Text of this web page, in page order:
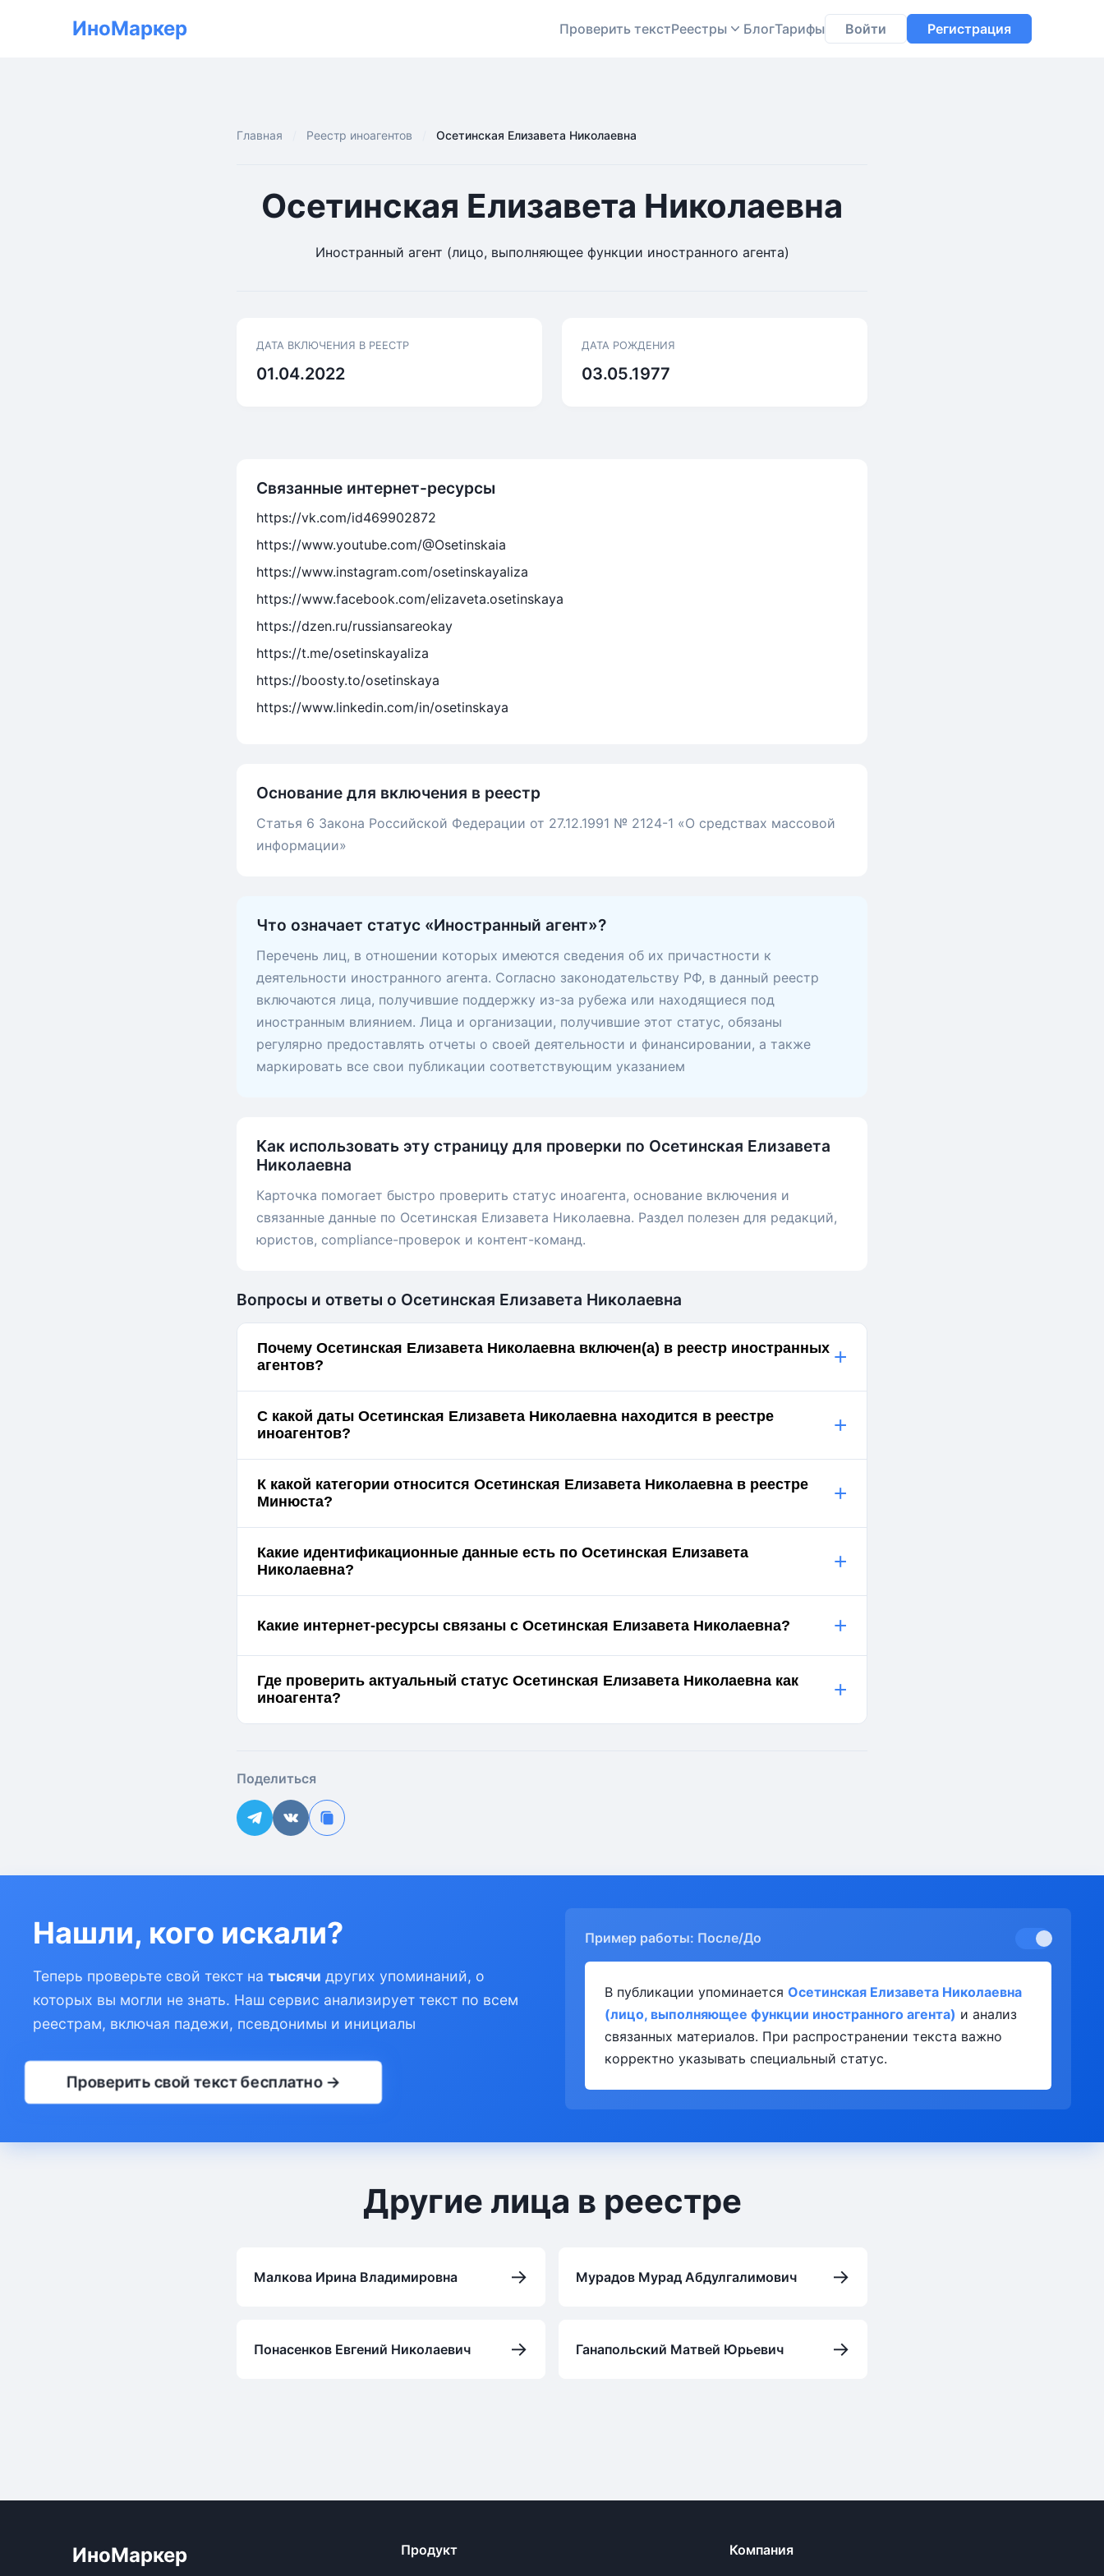
ИноМаркер Проверить текстРеестры БлогТарифы Войти Регистрация
Главная Реестр иноагентов Осетинская Елизавета Николаевна
Осетинская Елизавета Николаевна
Иностранный агент (лицо, выполняющее функции иностранного агента)
ДАТА ВКЛЮЧЕНИЯ В РЕЕСТР
01.04.2022
ДАТА РОЖДЕНИЯ
03.05.1977
Связанные интернет-ресурсы
https://vk.com/id469902872
https://www.youtube.com/@Osetinskaia
https://www.instagram.com/osetinskayaliza
https://www.facebook.com/elizaveta.osetinskaya
https://dzen.ru/russiansareokay
https://t.me/osetinskayaliza
https://boosty.to/osetinskaya
https://www.linkedin.com/in/osetinskaya
Основание для включения в реестр
Статья 6 Закона Российской Федерации от 27.12.1991 № 2124-1 «О средствах массовой
информации»
Что означает статус «Иностранный агент»?
Перечень лиц, в отношении которых имеются сведения об их причастности к
деятельности иностранного агента. Согласно законодательству РФ, в данный реестр
включаются лица, получившие поддержку из-за рубежа или находящиеся под
иностранным влиянием. Лица и организации, получившие этот статус, обязаны
регулярно предоставлять отчеты о своей деятельности и финансировании, а также
маркировать все свои публикации соответствующим указанием
Как использовать эту страницу для проверки по Осетинская Елизавета
Николаевна
Карточка помогает быстро проверить статус иноагента, основание включения и
связанные данные по Осетинская Елизавета Николаевна. Раздел полезен для редакций,
юристов, compliance-проверок и контент-команд.
Вопросы и ответы о Осетинская Елизавета Николаевна
Почему Осетинская Елизавета Николаевна включен(а) в реестр иностранных
агентов?
+
С какой даты Осетинская Елизавета Николаевна находится в реестре
иноагентов?
+
К какой категории относится Осетинская Елизавета Николаевна в реестре
Минюста?
+
Какие идентификационные данные есть по Осетинская Елизавета
Николаевна?
+
Какие интернет-ресурсы связаны с Осетинская Елизавета Николаевна? +
Где проверить актуальный статус Осетинская Елизавета Николаевна как
иноагента?
+
Поделиться
Нашли, кого искали?
Теперь проверьте свой текст на тысячи других упоминаний, о
которых вы могли не знать. Наш сервис анализирует текст по всем
реестрам, включая падежи, псевдонимы и инициалы
Проверить свой текст бесплатно →
Пример работы: После/До
В публикации упоминается Осетинская Елизавета Николаевна
(лицо, выполняющее функции иностранного агента) и анализ
связанных материалов. При распространении текста важно
корректно указывать специальный статус.
Другие лица в реестре
Малкова Ирина Владимировна → Мурадов Мурад Абдулгалимович →
Понасенков Евгений Николаевич → Ганапольский Матвей Юрьевич →
ИноМаркер Продукт Компания